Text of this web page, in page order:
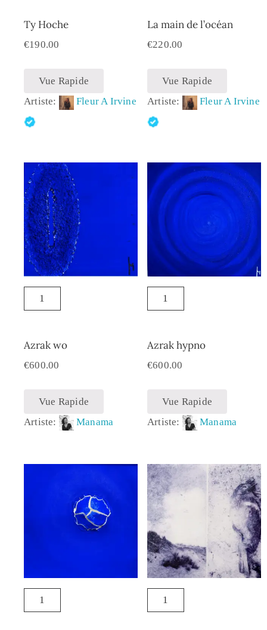
Ty Hoche
€190.00
Vue Rapide
Artiste:
Fleur A Irvine
La main de l’océan
€220.00
Vue Rapide
Artiste:
Fleur A Irvine
Azrak wo
€600.00
Vue Rapide
Artiste:
Manama
Azrak hypno
€600.00
Vue Rapide
Artiste:
Manama